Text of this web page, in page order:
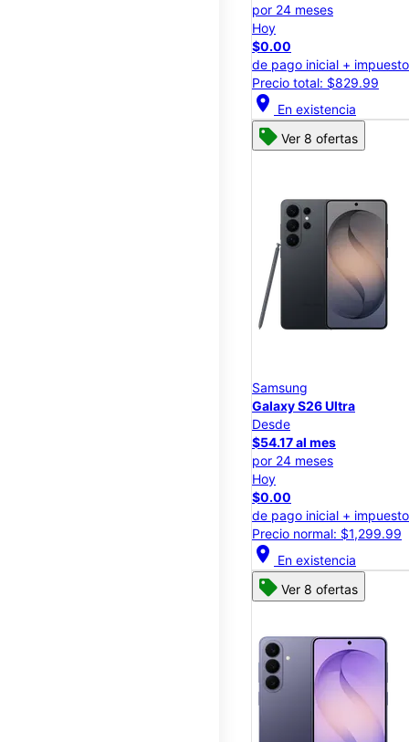
por 24 meses
Hoy
$0.00
de pago inicial +
Precio total: $829.99
location_on En existencia
Ver 8 ofertas
Samsung
Galaxy S26 Ultra
Desde
$54.17 al mes
por 24 meses
Hoy
$0.00
de pago inicial +
Precio normal: $1,299.99
location_on En existencia
Ver 8 ofertas